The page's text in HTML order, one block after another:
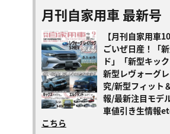
月刊自家用車 最新号
【月刊自家用車
ごいぜ日産！「
ド」「新型キッ
新型レヴォーグ
究/新型フィット
報/最新注目モデ
車値引き生情報
こちら